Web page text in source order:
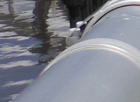
Wasserlösungen für